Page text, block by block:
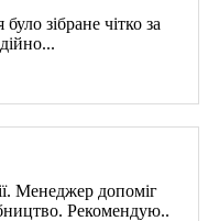
зібране чітко за
Менеджер допоміг
Рекомендую..